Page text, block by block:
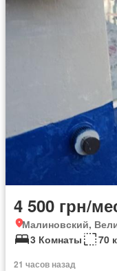
4 500 грн/
Малиновский,
3 Комнаты
70
21 часов назад